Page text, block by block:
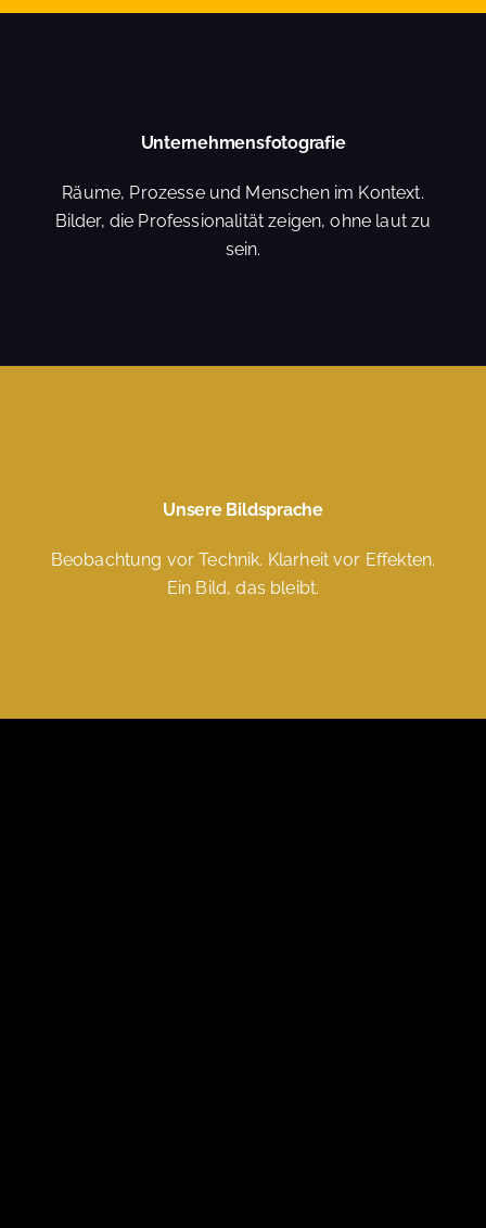
Unternehmensfotografie
Räume, Prozesse und Menschen im Kontext.
Bilder, die Professionalität zeigen, ohne laut zu
sein.
Unsere Bildsprache
Beobachtung vor Technik. Klarheit vor Effekten.
Ein Bild, das bleibt.